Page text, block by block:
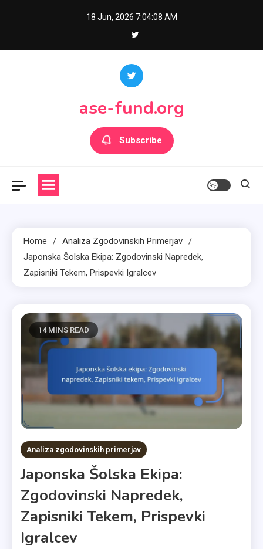
18 Jun, 2026 7:04:10 AM
ase-fund.org
Subscribe
Home
Analiza Zgodovinskih Primerjav
Japonska Šolska Ekipa: Zgodovinski Napredek,
Zapisniki Tekem, Prispevki Igralcev
14 MINS READ
Analiza zgodovinskih primerjav
Japonska Šolska Ekipa:
Zgodovinski Napredek,
Zapisniki Tekem, Prispevki
Igralcev